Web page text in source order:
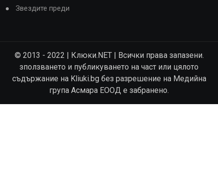
Звездите преди
© 2013 - 2022 | Клюки.NET | Всички права запазени.
зползването и публикуването на част или цялото
съдържание на Kliuki.bg без разрешение на Медийна
група Асмара ЕООД е забранено.